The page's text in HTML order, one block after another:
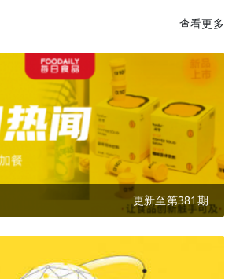
查看更多
更新至第381期